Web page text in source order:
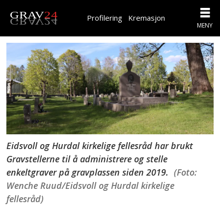
Profilering Kremasjon
Eidsvoll og Hurdal kirkelige fellesråd har brukt
Gravstellerne til å administrere og stelle
enkeltgraver på gravplassen siden 2019. (Foto:
Wenche Ruud/Eidsvoll og Hurdal kirkelige
fellesråd)